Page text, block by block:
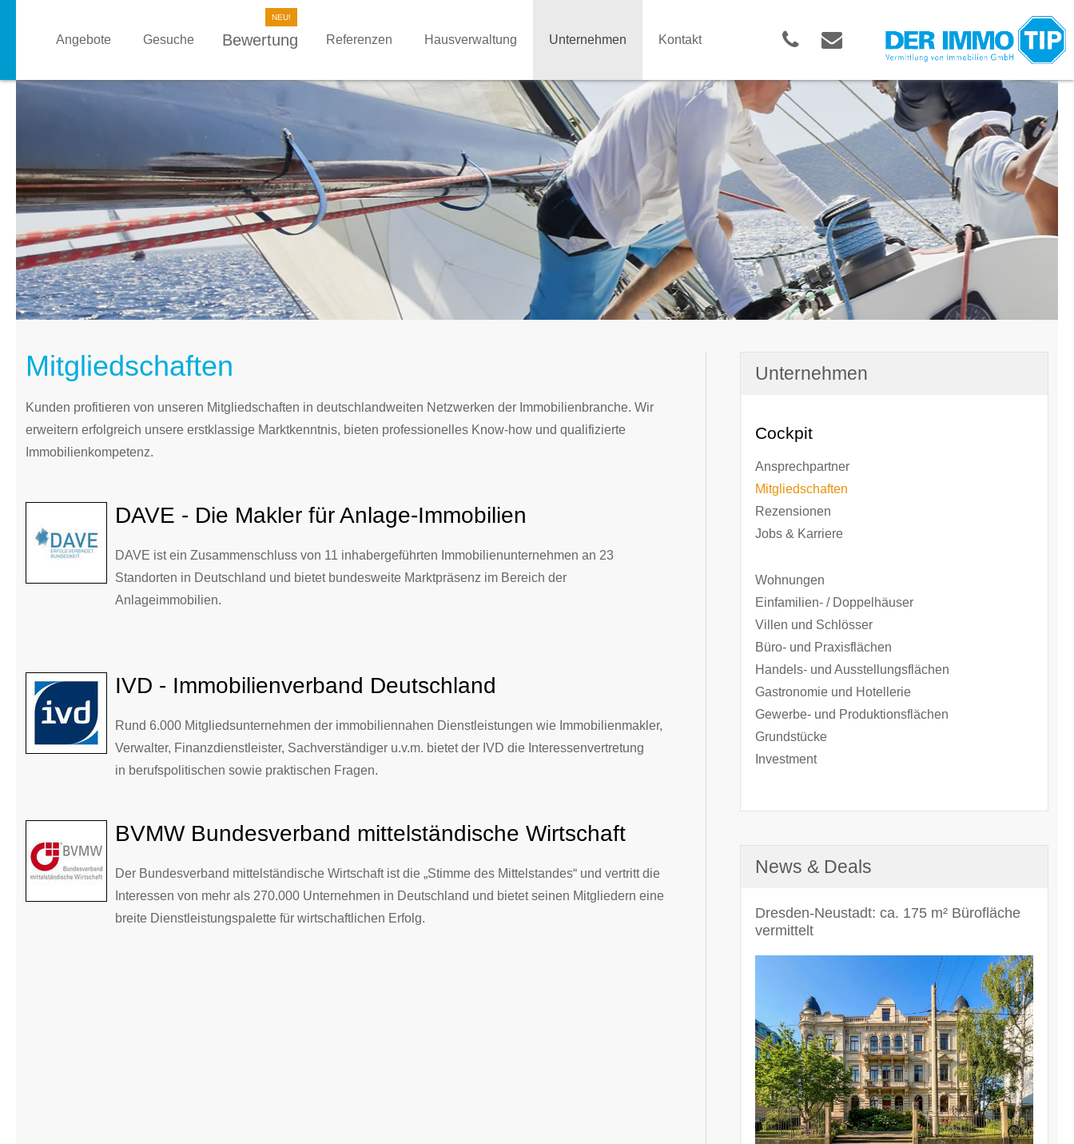
Angebote Gesuche Bewertung Referenzen Hausverwaltung Unternehmen Kontakt
Mitgliedschaften
Kunden profitieren von unseren Mitgliedschaften in deutschlandweiten Netzwerken der Immobilienbranche. Wir
erweitern erfolgreich unsere erstklassige Marktkenntnis, bieten professionelles Know-how und qualifizierte
Immobilienkompetenz.
DAVE - Die Makler für Anlage-Immobilien
DAVE ist ein Zusammenschluss von 11 inhabergeführten Immobilienunternehmen an 23
Standorten in Deutschland und bietet bundesweite Marktpräsenz im Bereich der
Anlageimmobilien.
IVD - Immobilienverband Deutschland
Rund 6.000 Mitgliedsunternehmen der immobiliennahen Dienstleistungen wie Immobilienmakler,
Verwalter, Finanzdienstleister, Sachverständiger u.v.m. bietet der IVD die Interessenvertretung
in berufspolitischen sowie praktischen Fragen.
BVMW Bundesverband mittelständische Wirtschaft
Der Bundesverband mittelständische Wirtschaft ist die „Stimme des Mittelstandes“ und vertritt die
Interessen von mehr als 270.000 Unternehmen in Deutschland und bietet seinen Mitgliedern eine
breite Dienstleistungspalette für wirtschaftlichen Erfolg.
Unternehmen
Cockpit
Ansprechpartner
Mitgliedschaften
Rezensionen
Jobs & Karriere
Wohnungen
Einfamilien- / Doppelhäuser
Villen und Schlösser
Büro- und Praxisflächen
Handels- und Ausstellungsflächen
Gastronomie und Hotellerie
Gewerbe- und Produktionsflächen
Grundstücke
Investment
News & Deals
Dresden-Neustadt: ca. 175 m² Bürofläche
vermittelt